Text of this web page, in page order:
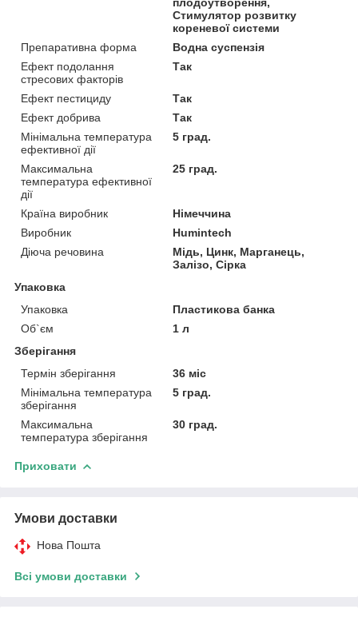
Стимулятор розвитку
кореневої системи
Препаративна форма
Водна суспензія
Ефект подолання
стресових факторів
Так
Ефект пестициду
Так
Ефект добрива
Так
Мінімальна температура
ефективної дії
5 град.
Максимальна
температура ефективної
дії
25 град.
Країна виробник
Німеччина
Виробник
Humintech
Діюча речовина
Мідь, Цинк, Марганець,
Залізо, Сірка
Упаковка
Упаковка
Пластикова банка
Об`єм
1 л
Зберігання
Термін зберігання
36 міс
Мінімальна температура
зберігання
5 град.
Максимальна
температура зберігання
30 град.
Приховати
Умови доставки
Нова Пошта
Всі умови доставки